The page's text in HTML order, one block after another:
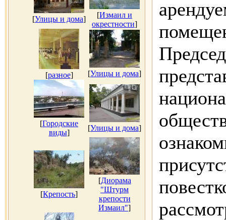
[Улицы и дома] [Измаил и
окрестности]
[разное] [Улицы и дома]
[Городские
виды]
[Улицы и дома]
[Крепость]
[Диорама
"Штурм
крепости
Измаил"]